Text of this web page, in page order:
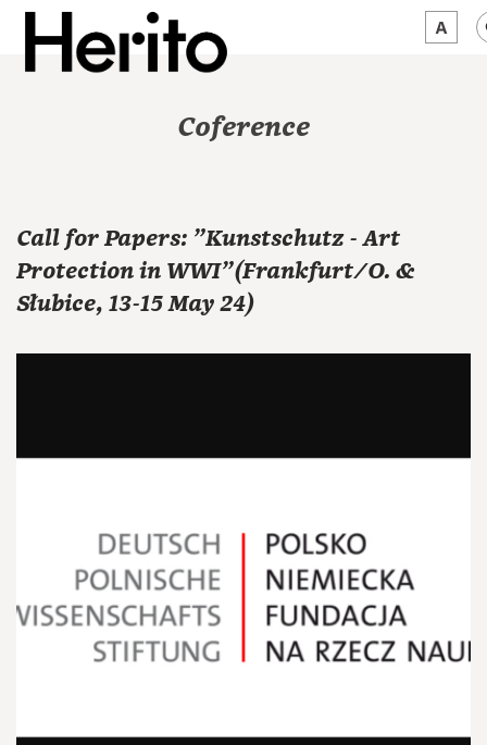
JĘZYK: EN
Coference
Call for Papers: "Kunstschutz - Art
Protection in WWI"(Frankfurt/O. &
Słubice, 13-15 May 24)